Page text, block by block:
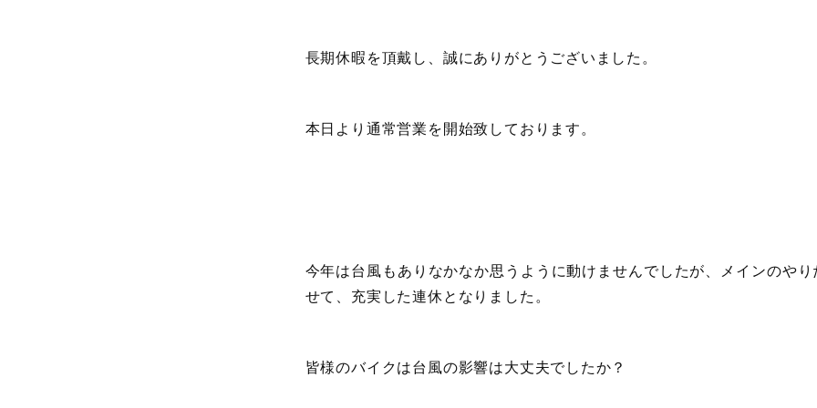
長期休暇を頂戴し、誠にありがとうございました。
本日より通常営業を開始致しております。
今年は台風もありなかなか思うように動けませんでしたが、メインのや
せて、充実した連休となりました。
皆様のバイクは台風の影響は大丈夫でしたか？